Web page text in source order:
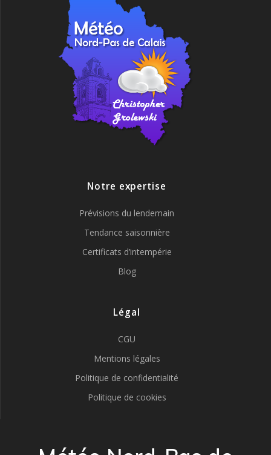
Notre expertise
Prévisions du lendemain
Tendance saisonnière
Certificats d’intempérie
Blog
Légal
CGU
Mentions légales
Politique de confidentialité
Politique de cookies